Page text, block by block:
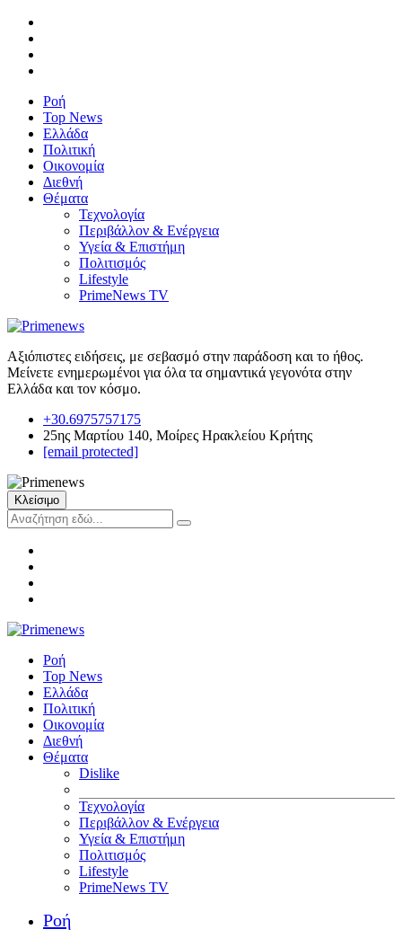
Ροή
Top News
Ελλάδα
Πολιτική
Οικονομία
Διεθνή
Θέματα
Τεχνολογία
Περιβάλλον & Ενέργεια
Υγεία & Επιστήμη
Πολιτισμός
Lifestyle
PrimeNews TV
Αξιόπιστες ειδήσεις, με σεβασμό στην παράδοση και το ήθος.
Μείνετε ενημερωμένοι για όλα τα σημαντικά γεγονότα στην
Ελλάδα και τον κόσμο.
+30.6975757175
25ης Μαρτίου 140, Μοίρες Ηρακλείου Κρήτης
[email protected]
Κλείσιμο
Ροή
Top News
Ελλάδα
Πολιτική
Οικονομία
Διεθνή
Θέματα
Dislike
Τεχνολογία
Περιβάλλον & Ενέργεια
Υγεία & Επιστήμη
Πολιτισμός
Lifestyle
PrimeNews TV
Ροή